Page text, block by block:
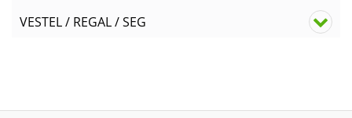
VESTEL / REGAL / SEG